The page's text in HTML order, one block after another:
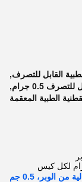
القابل للتصرف,
0.5 جرام
,
الطبية المعقمة
الوبر، 0.5 جم